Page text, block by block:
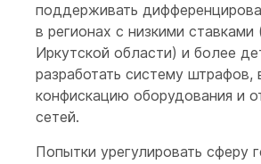
поддерживать
в регионах с низкими ставками
Иркутской области) и более
разработать систему штрафов,
конфискацию оборудования и
сетей.
Попытки урегулировать сферу